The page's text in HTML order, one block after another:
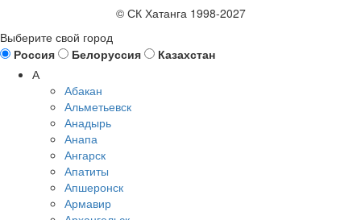
© СК Хатанга 1998-2027
Выберите свой город
Россия
Белоруссия
Казахстан
А
Абакан
Альметьевск
Анадырь
Анапа
Ангарск
Апатиты
Апшеронск
Армавир